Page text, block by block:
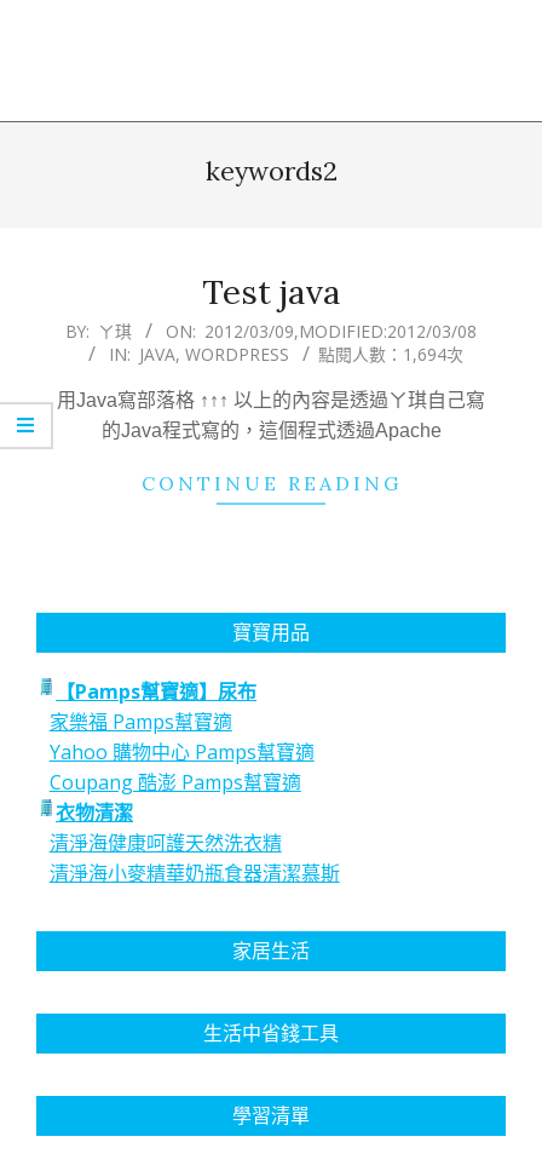
keywords2
Test java
2012-
09
BY: ㄚ琪 ON: 2012/03/09,MODIFIED:2012/03/08
IN: JAVA, WORDPRESS 點閱人數：1,694次
用Java寫部落格 ↑↑↑ 以上的內容是透過ㄚ琪自己寫
的Java程式寫的，這個程式透過Apache
CONTINUE READING
寶寶用品
【Pamps幫寶適】尿布
家樂福 Pamps幫寶適
Yahoo 購物中心 Pamps幫寶適
Coupang 酷澎 Pamps幫寶適
衣物清潔
清淨海健康呵護天然洗衣精
清淨海小麥精華奶瓶食器清潔慕斯
家居生活
生活中省錢工具
學習清單